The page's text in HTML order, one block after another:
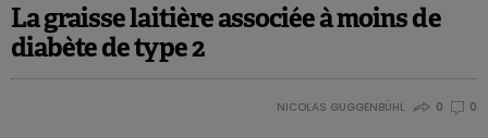
La graisse laitière associée à moins de
diabète de type 2
NICOLAS GUGGENBÜHL 0 0